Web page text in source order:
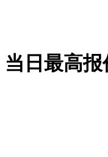
当日最高报